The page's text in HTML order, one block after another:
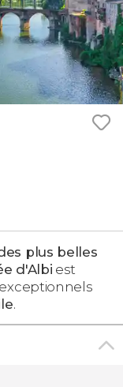
plus belles
d'Albi est
.